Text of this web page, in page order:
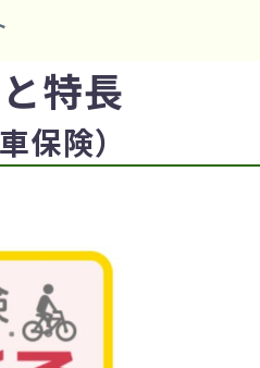
特長
保険）